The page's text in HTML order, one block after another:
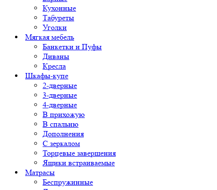
Кухонные
Табуреты
Уголки
Мягкая мебель
Банкетки и Пуфы
Диваны
Кресла
Шкафы-купе
2-дверные
3-дверные
4-дверные
В прихожую
В спальню
Дополнения
С зеркалом
Торцевые завершения
Ящики встраиваемые
Матрасы
Беспружинные